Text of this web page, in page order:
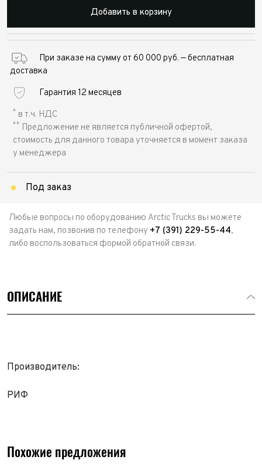
Добавить в корзину
При заказе на сумму от 60 000 руб. — бесплатная
доставка
Гарантия 12 месяцев
* в т.ч. НДС
** Предложение не является публичной офертой,
стоимость для данного товара уточняется в момент заказа
у менеджера
Под заказ
Любые вопросы по оборудованию Arctic Trucks вы можете
задать нам, позвонив по телефону +7 (391) 229-55-44,
либо воспользоваться формой обратной связи.
ОПИСАНИЕ
Производитель:
РИФ
Похожие предложения
Телефон*
ФИО*